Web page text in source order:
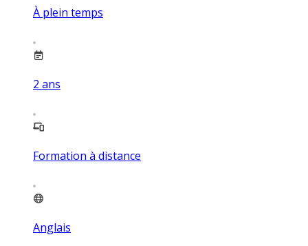
À plein temps
2 ans
Formation à distance
Anglais